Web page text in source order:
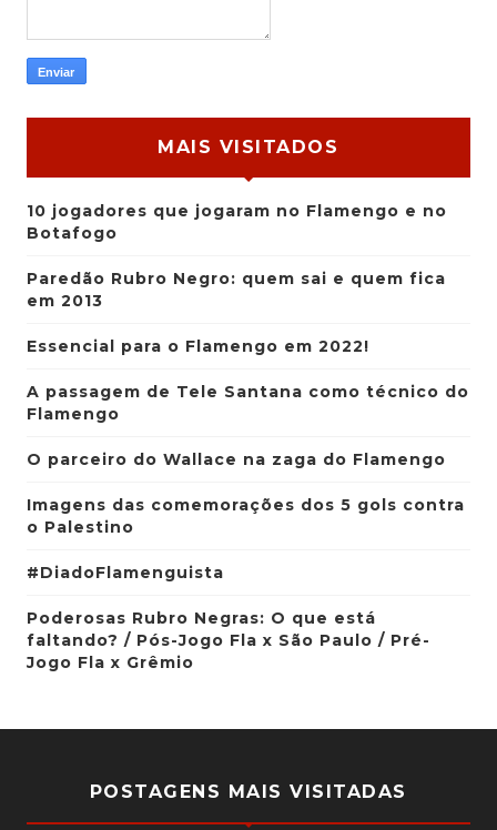
MAIS VISITADOS
10 jogadores que jogaram no Flamengo e no
Botafogo
Paredão Rubro Negro: quem sai e quem fica
em 2013
Essencial para o Flamengo em 2022!
A passagem de Tele Santana como técnico do
Flamengo
O parceiro do Wallace na zaga do Flamengo
Imagens das comemorações dos 5 gols contra
o Palestino
#DiadoFlamenguista
Poderosas Rubro Negras: O que está
faltando? / Pós-Jogo Fla x São Paulo / Pré-
Jogo Fla x Grêmio
POSTAGENS MAIS VISITADAS